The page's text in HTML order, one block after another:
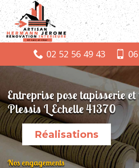
02 52 56 49 43
Entreprise pose tapisserie
Plessis L Echelle 41370
Réalisations
Nos engagements